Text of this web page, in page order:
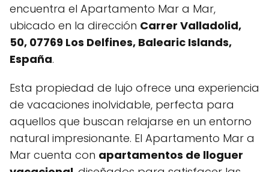
encuentra el Apartamento Mar a Mar,
ubicado en la dirección Carrer Valladolid,
50, 07769 Los Delfines, Balearic Islands,
España.
Esta propiedad de lujo ofrece una experiencia
de vacaciones inolvidable, perfecta para
aquellos que buscan relajarse en un entorno
natural impresionante. El Apartamento Mar a
Mar cuenta con apartamentos de lloguer